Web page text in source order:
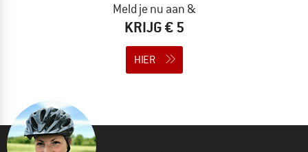
Meld je nu aan &
KRIJG € 5
HIER